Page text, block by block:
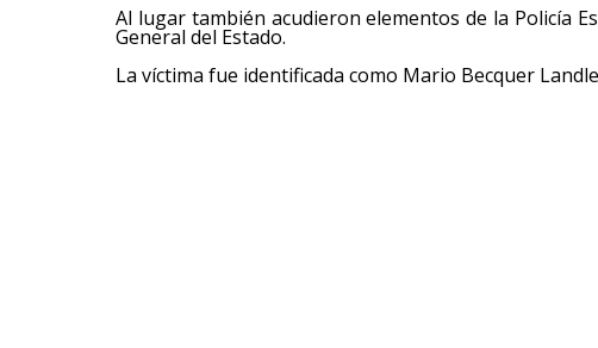
Al lugar también acudieron elementos de la Policía
General del Estado.
La víctima fue identificada como Mario Becquer